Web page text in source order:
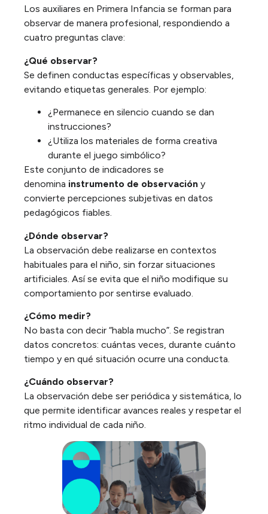
Los auxiliares en Primera Infancia se forman para
observar de manera profesional, respondiendo a
cuatro preguntas clave:
¿Qué observar?
Se definen conductas específicas y observables,
evitando etiquetas generales. Por ejemplo:
¿Permanece en silencio cuando se dan
instrucciones?
¿Utiliza los materiales de forma creativa
durante el juego simbólico?
Este conjunto de indicadores se
denomina instrumento de observación y
convierte percepciones subjetivas en datos
pedagógicos fiables.
¿Dónde observar?
La observación debe realizarse en contextos
habituales para el niño, sin forzar situaciones
artificiales. Así se evita que el niño modifique su
comportamiento por sentirse evaluado.
¿Cómo medir?
No basta con decir “habla mucho”. Se registran
datos concretos: cuántas veces, durante cuánto
tiempo y en qué situación ocurre una conducta.
¿Cuándo observar?
La observación debe ser periódica y sistemática, lo
que permite identificar avances reales y respetar el
ritmo individual de cada niño.